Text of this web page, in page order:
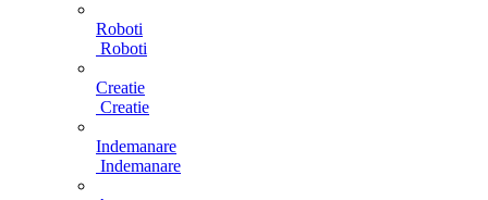
Roboti
Roboti
Creatie
Creatie
Indemanare
Indemanare